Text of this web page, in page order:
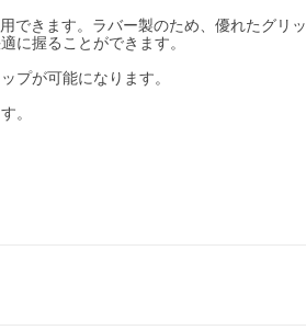
できます。ラバー製のため、優れたグリ
に握ることができます。
プが可能になります。
。